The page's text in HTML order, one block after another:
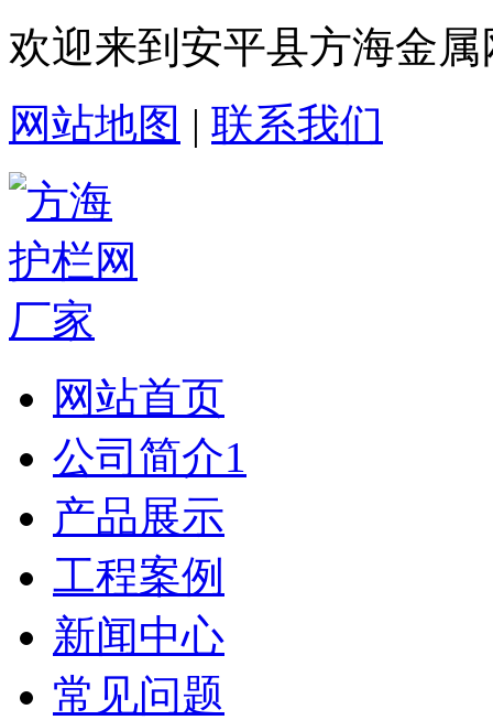
欢迎来到安平县方海金
网站地图 | 联系我们
网站首页
公司简介1
产品展示
工程案例
新闻中心
常见问题